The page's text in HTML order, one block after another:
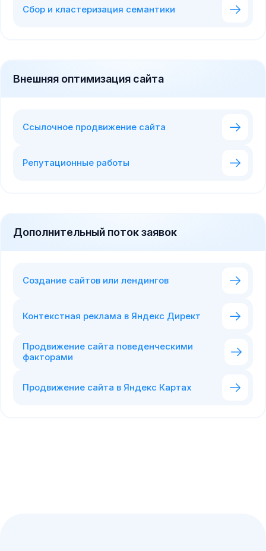
Сбор и кластеризация семантики
Внешняя оптимизация сайта
Ссылочное продвижение сайта
Репутационные работы
Дополнительный поток заявок
Создание сайтов или лендингов
Контекстная реклама в Яндекс Директ
Продвижение сайта поведенческими
факторами
Продвижение сайта в Яндекс Картах